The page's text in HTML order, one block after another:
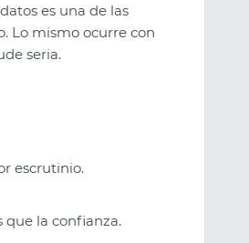
es una de las
Lo mismo ocurre con
seria.
escrutinio.
la confianza.